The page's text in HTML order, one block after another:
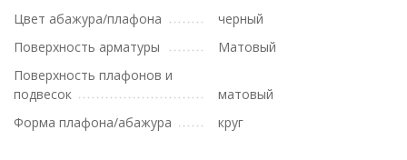
Цвет абажура/плафона
черный
Поверхность арматуры
Матовый
Поверхность плафонов и
подвесок
матовый
Форма плафона/абажура
круг